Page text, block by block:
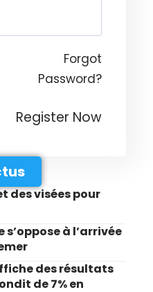
Forgot
Password?
Register Now
des visées pour
à l’arrivée
des résultats
de 7% en